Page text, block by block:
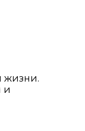
жизни.
и